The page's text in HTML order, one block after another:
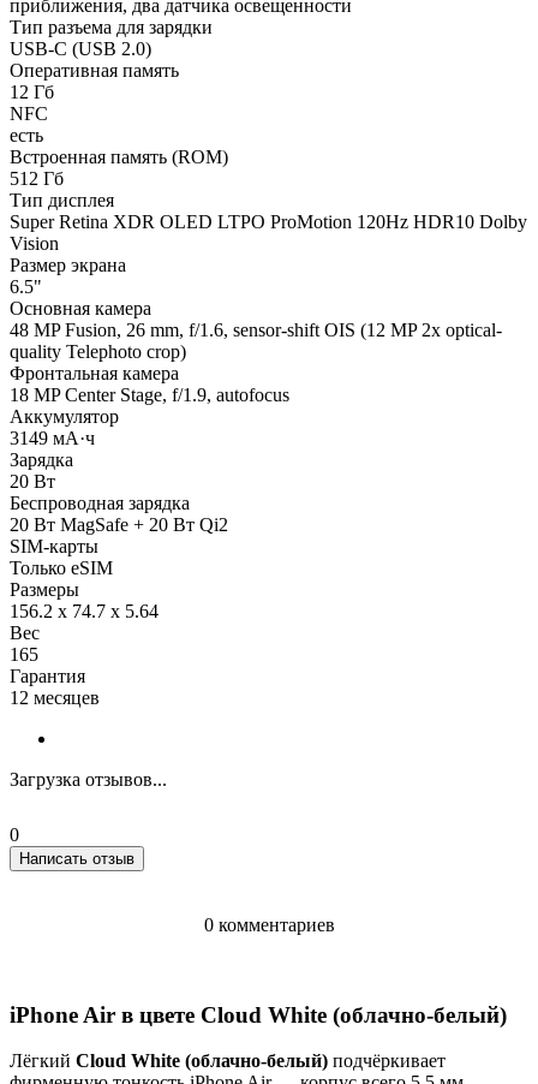
приближения, два датчика освещенности
Тип разъема для зарядки
USB-C (USB 2.0)
Оперативная память
12 Гб
NFC
есть
Встроенная память (ROM)
512 Гб
Тип дисплея
Super Retina XDR OLED LTPO ProMotion 120Hz HDR10 Dolby
Vision
Размер экрана
6.5"
Основная камера
48 MP Fusion, 26 mm, f/1.6, sensor-shift OIS (12 MP 2x optical-
quality Telephoto crop)
Фронтальная камера
18 MP Center Stage, f/1.9, autofocus
Аккумулятор
3149 мА·ч
Зарядка
20 Вт
Беспроводная зарядка
20 Вт MagSafe + 20 Вт Qi2
SIM-карты
Только eSIM
Размеры
156.2 x 74.7 x 5.64
Вес
165
Гарантия
12 месяцев
Загрузка отзывов...
0
Написать отзыв
0 комментариев
iPhone Air в цвете Cloud White (облачно-белый)
Лёгкий Cloud White (облачно-белый) подчёркивает